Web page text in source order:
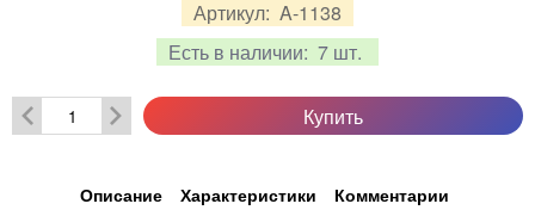
Артикул: A-1138
Есть в наличии: 7 шт.
Купить
Описание Характеристики Комментарии